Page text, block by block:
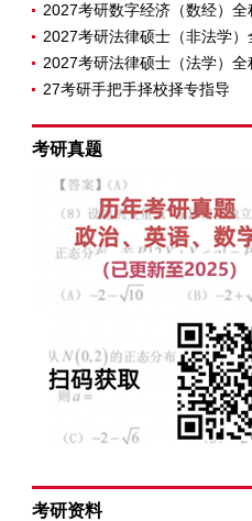
2027考研数字经济（数经）全
2027考研法律硕士（非法学）
2027考研法律硕士（法学）全
27考研手把手择校择专指导
考研真题
考研资料